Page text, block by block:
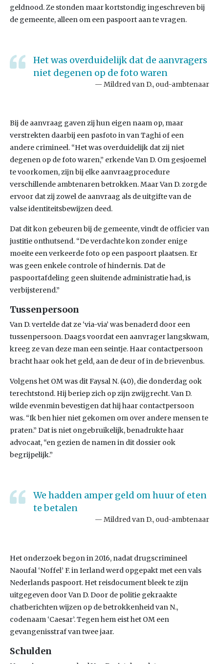
geldnood. Ze stonden maar kortstondig ingeschreven bij
de gemeente, alleen om een paspoort aan te vragen.
Het was overduidelijk dat de aanvragers
niet degenen op de foto waren
Mildred van D., oud-ambtenaar
Bij de aanvraag gaven zij hun eigen naam op, maar
verstrekten daarbij een pasfoto in van Taghi of een
andere crimineel. “Het was overduidelijk dat zij niet
degenen op de foto waren,” erkende Van D. Om gesjoemel
te voorkomen, zijn bij elke aanvraagprocedure
verschillende ambtenaren betrokken. Maar Van D. zorgde
ervoor dat zij zowel de aanvraag als de uitgifte van de
valse identiteitsbewijzen deed.
Dat dit kon gebeuren bij de gemeente, vindt de officier van
justitie onthutsend. “De verdachte kon zonder enige
moeite een verkeerde foto op een paspoort plaatsen. Er
was geen enkele controle of hindernis. Dat de
paspoortafdeling geen sluitende administratie had, is
verbijsterend.”
Tussenpersoon
Van D. vertelde dat ze ‘via-via’ was benaderd door een
tussenpersoon. Daags voordat een aanvrager langskwam,
kreeg ze van deze man een seintje. Haar contactpersoon
bracht haar ook het geld, aan de deur of in de brievenbus.
Volgens het OM was dit Faysal N. (40), die donderdag ook
terechtstond. Hij beriep zich op zijn zwijgrecht. Van D.
wilde evenmin bevestigen dat hij haar contactpersoon
was. “Ik ben hier niet gekomen om over andere mensen te
praten.” Dat is niet ongebruikelijk, benadrukte haar
advocaat, “en gezien de namen in dit dossier ook
begrijpelijk.”
We hadden amper geld om huur of eten
te betalen
Mildred van D., oud-ambtenaar
Het onderzoek begon in 2016, nadat drugscrimineel
Naoufal ‘Noffel’ F. in Ierland werd opgepakt met een vals
Nederlands paspoort. Het reisdocument bleek te zijn
uitgegeven door Van D. Door de politie gekraakte
chatberichten wijzen op de betrokkenheid van N.,
codenaam ‘Caesar’. Tegen hem eist het OM een
gevangenisstraf van twee jaar.
Schulden